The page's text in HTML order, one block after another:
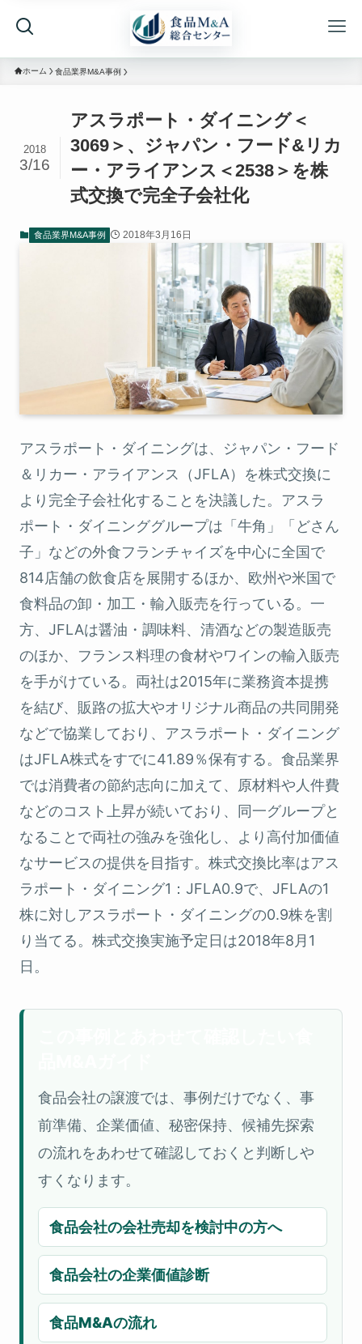
ホーム 食品業界M&A事例
アスラポート・ダイニング＜
3069＞、ジャパン・フード&リカ
ー・アライアンス＜2538＞を株
式交換で完全子会社化
2018
3/16
食品業界M&A事例 2018年3月16日
アスラポート・ダイニングは、ジャパン・フード
＆リカー・アライアンス（JFLA）を株式交換に
より完全子会社化することを決議した。アスラ
ポート・ダイニンググループは「牛角」「どさん
子」などの外食フランチャイズを中心に全国で
814店舗の飲食店を展開するほか、欧州や米国で
食料品の卸・加工・輸入販売を行っている。一
方、JFLAは醤油・調味料、清酒などの製造販売
のほか、フランス料理の食材やワインの輸入販売
を手がけている。両社は2015年に業務資本提携
を結び、販路の拡大やオリジナル商品の共同開発
などで協業しており、アスラポート・ダイニング
はJFLA株式をすでに41.89％保有する。食品業界
では消費者の節約志向に加えて、原材料や人件費
などのコスト上昇が続いており、同一グループと
なることで両社の強みを強化し、より高付加価値
なサービスの提供を目指す。株式交換比率はアス
ラポート・ダイニング1：JFLA0.9で、JFLAの1
株に対しアスラポート・ダイニングの0.9株を割
り当てる。株式交換実施予定日は2018年8月1
日。
食品会社の譲渡では、事例だけでなく、事
前準備、企業価値、秘密保持、候補先探索
の流れをあわせて確認しておくと判断しや
すくなります。
食品会社の会社売却を検討中の方へ
食品会社の企業価値診断
食品M&Aの流れ